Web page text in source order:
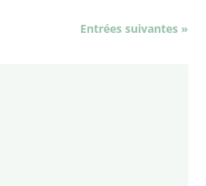
Entrées suivantes »